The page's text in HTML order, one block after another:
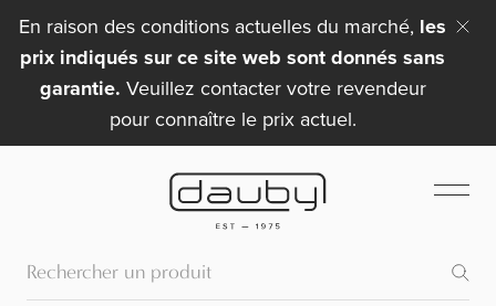
En raison des conditions actuelles du marché, les
prix indiqués sur ce site web sont donnés sans
garantie. Veuillez contacter votre revendeur
pour connaître le prix actuel.